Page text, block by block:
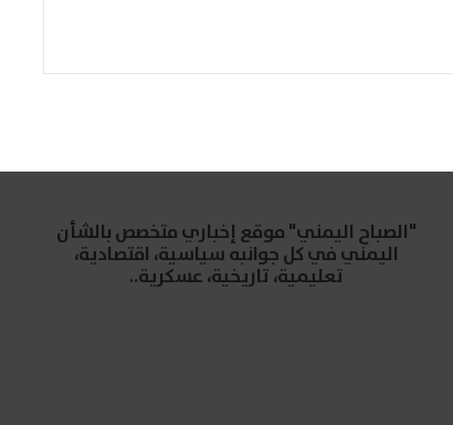
"الصباح اليمني" موقع إخباري متخصص بالشأن
اليمني في كل جوانبه سياسية، اقتصادية،
تعليمية، تاريخية، عسكرية..